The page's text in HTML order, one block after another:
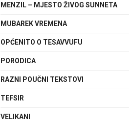
MENZIL – MJESTO ŽIVOG SUNNETA
MUBAREK VREMENA
OPĆENITO O TESAVVUFU
PORODICA
RAZNI POUČNI TEKSTOVI
TEFSIR
VELIKANI